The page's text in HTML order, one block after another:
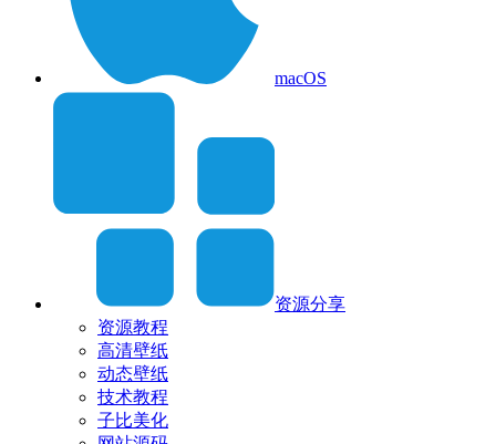
macOS
资源分享
资源教程
高清壁纸
动态壁纸
技术教程
子比美化